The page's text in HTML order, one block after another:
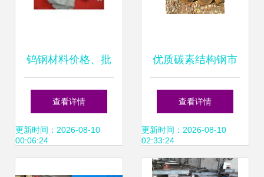
钨钢材料价格、批
发报价与供应厂家
全解析——传众网
查看详情
更新时间：2026-08-10
00:06:24
优质碳素结构钢市
场走势解析 价格行
情、批发报价与优
质供应商概况
查看详情
更新时间：2026-08-10
02:33:24